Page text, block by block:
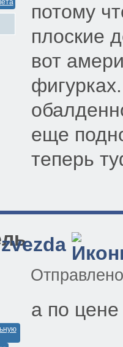
потому
плоские
вот
еще
теперь
zvezda
а по цене